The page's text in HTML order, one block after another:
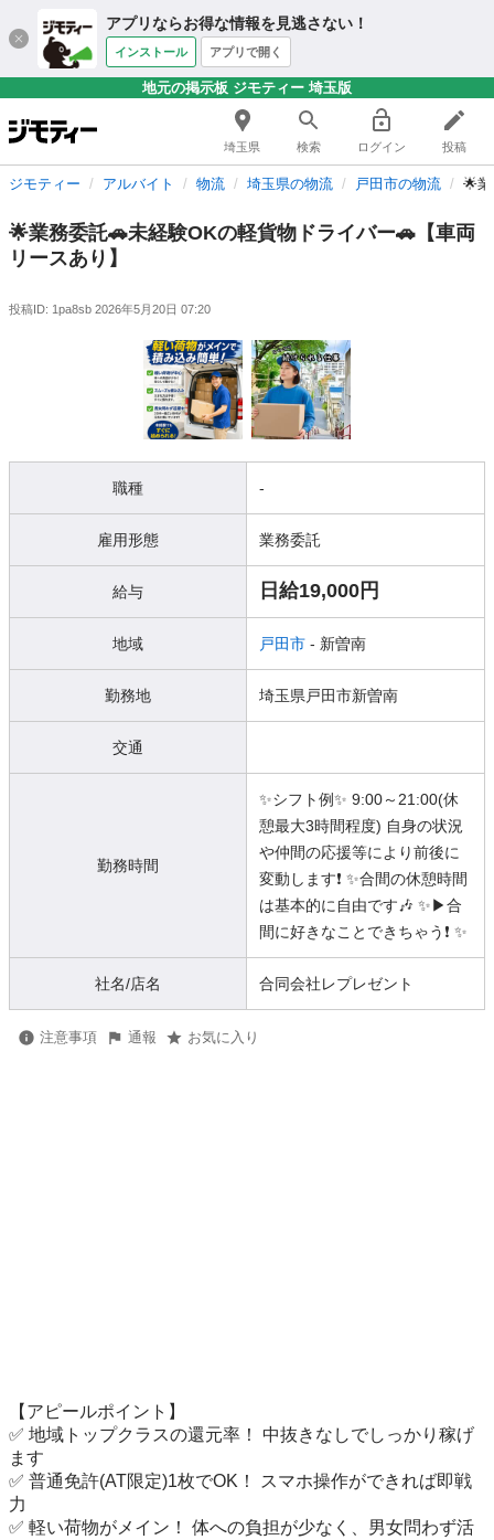
アプリならお得な情報を見逃さない！
インストール アプリで開く
地元の掲示板 ジモティー 埼玉版
埼玉県 検索 ログイン 投稿
ジモティー アルバイト 物流 埼玉県の物流 戸田市の物流 🌟
🌟業務委託🚗未経験OKの軽貨物ドライバー🚗【車両
リースあり】
投稿ID: 1pa8sb 2026年5月20日 07:20
職種 -
雇用形態 業務委託
給与 日給19,000円
地域 戸田市 - 新曽南
勤務地 埼玉県戸田市新曽南
交通
勤務時間
✨シフト例✨ 9:00～21:00(休
憩最大3時間程度) 自身の状況
や仲間の応援等により前後に
変動します❗️ ✨合間の休憩時間
は基本的に自由です🎶 ✨▶︎合
間に好きなことできちゃう❗️ ✨
社名/店名 合同会社レプレゼント
注意事項 通報 お気に入り
【アピールポイント】
✅ 地域トップクラスの還元率！ 中抜きなしでしっかり稼げ
ます
✅ 普通免許(AT限定)1枚でOK！ スマホ操作ができれば即戦
力
✅ 軽い荷物がメイン！ 体への負担が少なく、男女問わず活